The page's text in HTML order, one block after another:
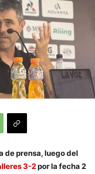
de prensa, luego del
3-2por la fecha 2